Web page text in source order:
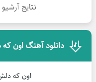
نتایج
دانلود آهنگ اون
اون که